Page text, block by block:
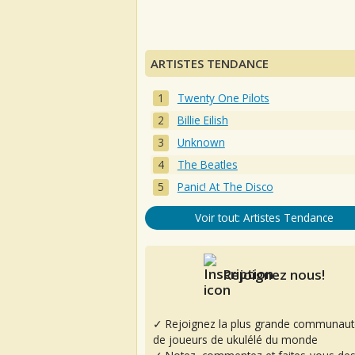
ARTISTES TENDANCE
Twenty One Pilots
Billie Eilish
Unknown
The Beatles
Panic! At The Disco
Voir tout: Artistes Tendance
Rejoignez nous!
✓ Rejoignez la plus grande
de joueurs de ukulélé du monde